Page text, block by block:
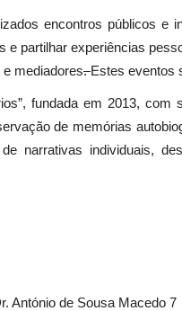
encontros públicos e
e partilhar experiências
mediadores.Estes eventos
fundada em 2013,
de memórias
narrativas individuais,
António de Sousa Macedo 7
ao Público
2215